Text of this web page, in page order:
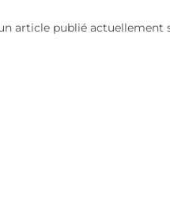
article publié actuellement